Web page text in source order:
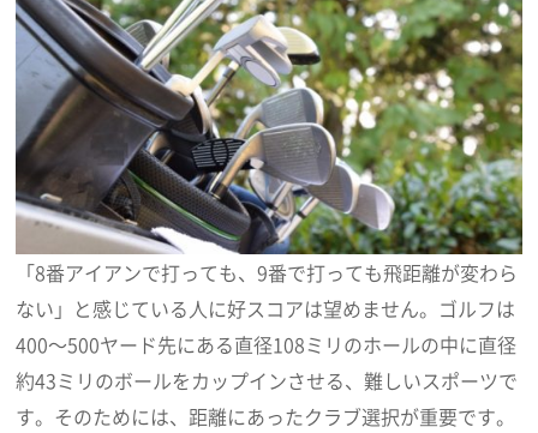
「8番アイアンで打っても、9番で打っても飛距離が変わら
ない」と感じている人に好スコアは望めません。ゴルフは
400～500ヤード先にある直径108ミリのホールの中に直径
約43ミリのボールをカップインさせる、難しいスポーツで
す。そのためには、距離にあったクラブ選択が重要です。